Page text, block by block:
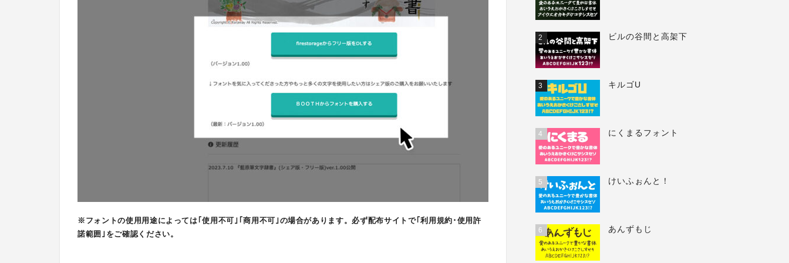
※フォントの使用用途によっては｢使用不可｣｢商用不可｣の場合があります。必ず配布サイトで｢利用規約･使用許
諾範囲｣をご確認ください。
2 ビルの谷間と高架下
3 キルゴU
4 にくまるフォント
5 けいふぉんと！
6 あんずもじ